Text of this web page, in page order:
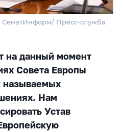
СенатИнформ/ Пресс-служба
на данный момент
Совета Европы
называемых
Нам
Устав